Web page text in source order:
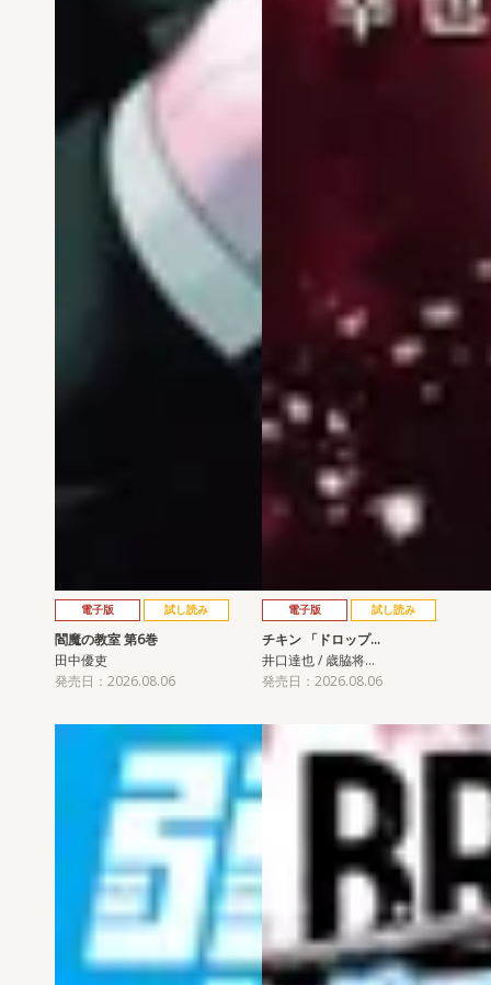
電子版 試し読み
閻魔の教室 第6巻
田中優吏
発売日：2026.08.06
電子版 試し読み
チキン 「ドロップ…
井口達也 / 歳脇将…
発売日：2026.08.06